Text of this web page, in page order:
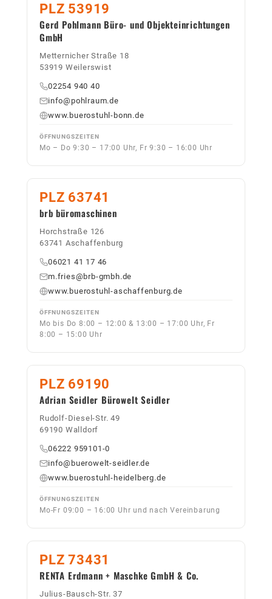
PLZ 53919
Gerd Pohlmann Büro- und Objekteinrichtungen
GmbH
Metternicher Straße 18
53919 Weilerswist
02254 940 40
info@pohlraum.de
www.buerostuhl-bonn.de
ÖFFNUNGSZEITEN
Mo – Do 9:30 – 17:00 Uhr, Fr 9:30 – 16:00 Uhr
PLZ 63741
brb büromaschinen
Horchstraße 126
63741 Aschaffenburg
06021 41 17 46
m.fries@brb-gmbh.de
www.buerostuhl-aschaffenburg.de
ÖFFNUNGSZEITEN
Mo bis Do 8:00 – 12:00 & 13:00 – 17:00 Uhr, Fr
8:00 – 15:00 Uhr
PLZ 69190
Adrian Seidler Bürowelt Seidler
Rudolf-Diesel-Str. 49
69190 Walldorf
06222 959101-0
info@buerowelt-seidler.de
www.buerostuhl-heidelberg.de
ÖFFNUNGSZEITEN
Mo-Fr 09:00 – 16:00 Uhr und nach Vereinbarung
PLZ 73431
RENTA Erdmann + Maschke GmbH & Co.
Julius-Bausch-Str. 37